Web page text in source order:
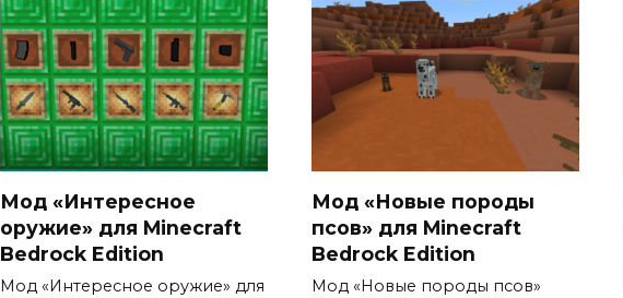
Мод «Интересное
оружие» для Minecraft
Bedrock Edition
Мод «Интересное оружие» для
Мод «Новые породы
псов» для Minecraft
Bedrock Edition
Мод «Новые породы псов»